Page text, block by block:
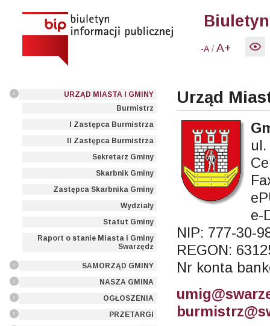
-A /A+
URZĄD MIASTA I GMINY
Burmistrz
I Zastępca Burmistrza
II Zastępca Burmistrza
Sekretarz Gminy
Skarbnik Gminy
Zastępca Skarbnika Gminy
Wydziały
Statut Gminy
Raport o stanie Miasta i Gminy
Swarzędz
SAMORZĄD GMINY
NASZA GMINA
OGŁOSZENIA
PRZETARGI
Urząd
e-
NIP: 777-30-
REGON:
Nr konta